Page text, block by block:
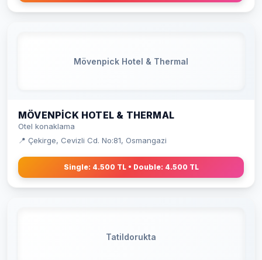
Mövenpick Hotel & Thermal
MÖVENPICK HOTEL & THERMAL
Otel konaklama
📍 Çekirge, Cevizli Cd. No:81, Osmangazi
Single: 4.500 TL • Double: 4.500 TL
Tatildorukta